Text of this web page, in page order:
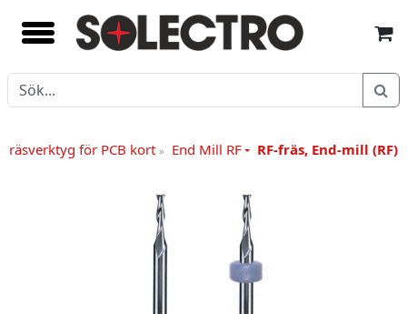
Fräsverktyg för PCB kort» End Mill RF RF-fräs, End-mill (RF)